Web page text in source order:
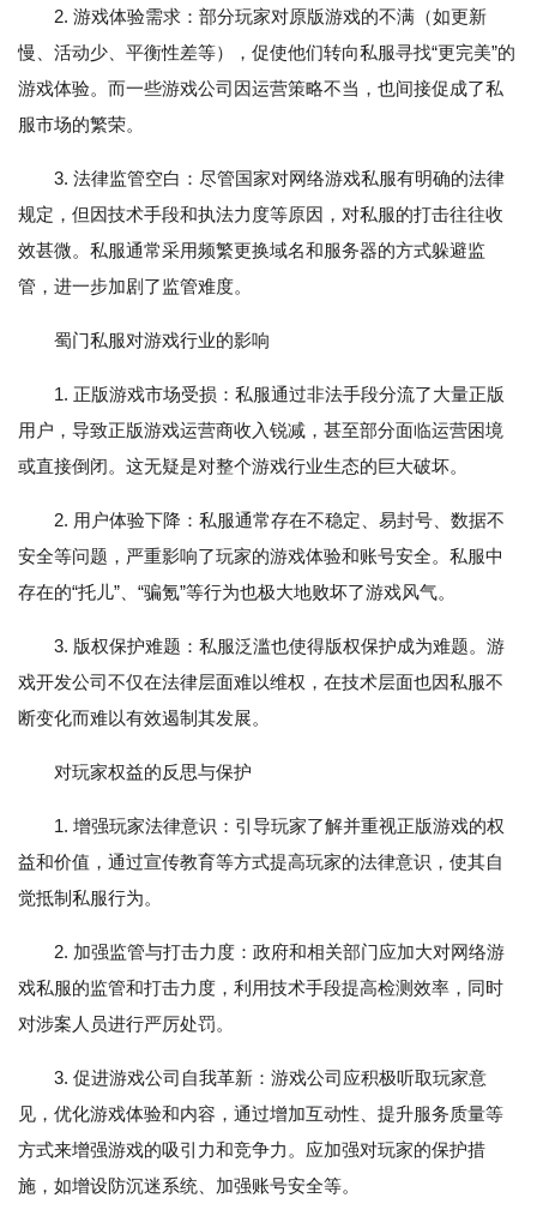
2. 游戏体验需求：部分玩家对原版游戏的不满（如更新
慢、活动少、平衡性差等），促使他们转向私服寻找“更完美”的
游戏体验。而一些游戏公司因运营策略不当，也间接促成了私
服市场的繁荣。
3. 法律监管空白：尽管国家对网络游戏私服有明确的法律
规定，但因技术手段和执法力度等原因，对私服的打击往往收
效甚微。私服通常采用频繁更换域名和服务器的方式躲避监
管，进一步加剧了监管难度。
蜀门私服对游戏行业的影响
1. 正版游戏市场受损：私服通过非法手段分流了大量正版
用户，导致正版游戏运营商收入锐减，甚至部分面临运营困境
或直接倒闭。这无疑是对整个游戏行业生态的巨大破坏。
2. 用户体验下降：私服通常存在不稳定、易封号、数据不
安全等问题，严重影响了玩家的游戏体验和账号安全。私服中
存在的“托儿”、“骗氪”等行为也极大地败坏了游戏风气。
3. 版权保护难题：私服泛滥也使得版权保护成为难题。游
戏开发公司不仅在法律层面难以维权，在技术层面也因私服不
断变化而难以有效遏制其发展。
对玩家权益的反思与保护
1. 增强玩家法律意识：引导玩家了解并重视正版游戏的权
益和价值，通过宣传教育等方式提高玩家的法律意识，使其自
觉抵制私服行为。
2. 加强监管与打击力度：政府和相关部门应加大对网络游
戏私服的监管和打击力度，利用技术手段提高检测效率，同时
对涉案人员进行严厉处罚。
3. 促进游戏公司自我革新：游戏公司应积极听取玩家意
见，优化游戏体验和内容，通过增加互动性、提升服务质量等
方式来增强游戏的吸引力和竞争力。应加强对玩家的保护措
施，如增设防沉迷系统、加强账号安全等。